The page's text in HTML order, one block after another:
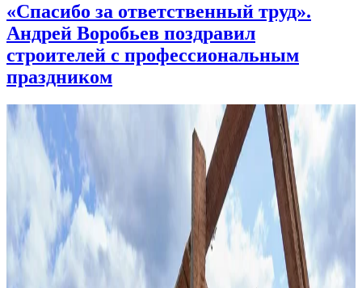
«Спасибо за ответственный труд».
Андрей Воробьев поздравил
строителей с профессиональным
праздником